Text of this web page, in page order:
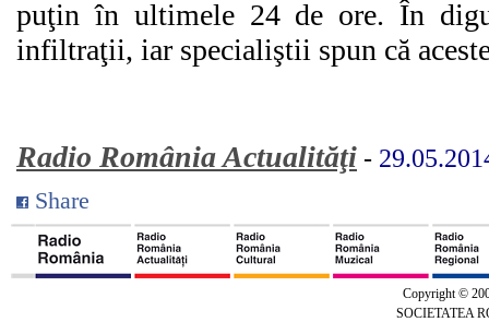
puţin în ultimele 24 de ore. În
infiltraţii, iar specialiştii spun că
Radio România Actualităţi -
Share
Copyright ©
SOCIETATEA